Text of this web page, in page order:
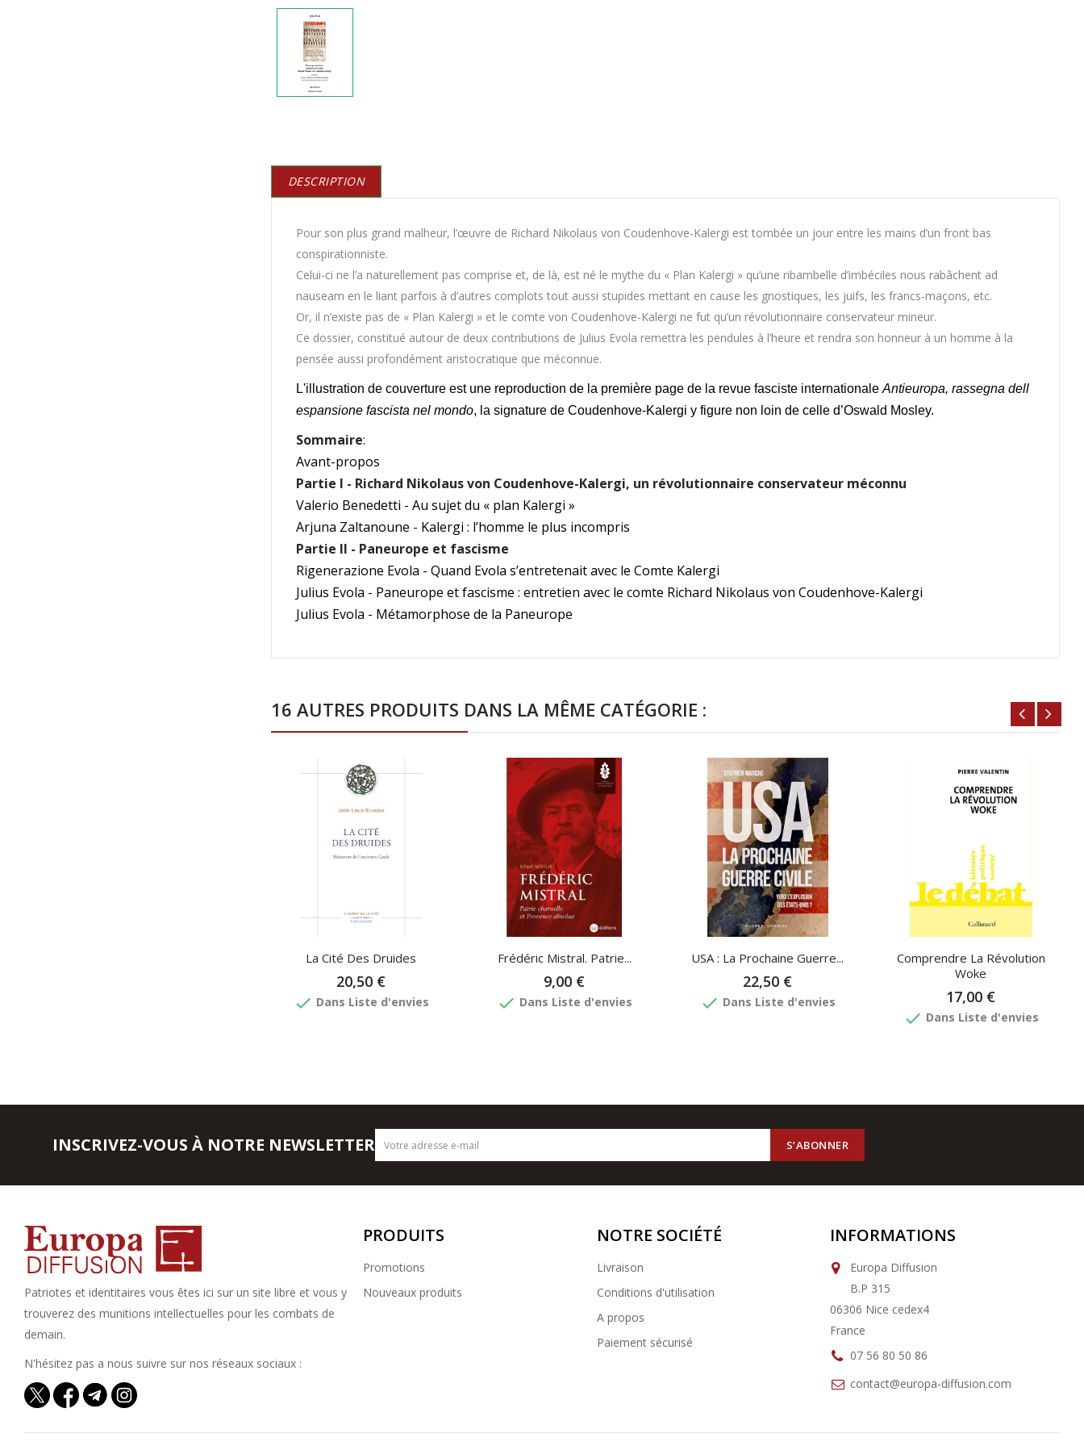
DESCRIPTION
Pour son plus grand malheur, l’œuvre de Richard Nikolaus von Coudenhove-Kalergi est tombée un jour entre les mains d’un front bas
conspirationniste.
Celui-ci ne l’a naturellement pas comprise et, de là, est né le mythe du « Plan Kalergi » qu’une ribambelle d’imbéciles nous rabâchent ad
nauseam en le liant parfois à d’autres complots tout aussi stupides mettant en cause les gnostiques, les juifs, les francs-maçons, etc.
Or, il n’existe pas de « Plan Kalergi » et le comte von Coudenhove-Kalergi ne fut qu’un révolutionnaire conservateur mineur.
Ce dossier, constitué autour de deux contributions de Julius Evola remettra les pendules à l’heure et rendra son honneur à un homme à la
pensée aussi profondément aristocratique que méconnue.
L'illustration de couverture est une reproduction de la première page de la revue fasciste internationale Antieuropa, rassegna dell
espansione fascista nel mondo, la signature de Coudenhove-Kalergi y figure non loin de celle d’Oswald Mosley.
Sommaire:
Avant-propos
Partie I - Richard Nikolaus von Coudenhove-Kalergi, un révolutionnaire conservateur méconnu
Valerio Benedetti - Au sujet du « plan Kalergi »
Arjuna Zaltanoune - Kalergi : l’homme le plus incompris
Partie II - Paneurope et fascisme
Rigenerazione Evola - Quand Evola s’entretenait avec le Comte Kalergi
Julius Evola - Paneurope et fascisme : entretien avec le comte Richard Nikolaus von Coudenhove-Kalergi
Julius Evola - Métamorphose de la Paneurope
16 AUTRES PRODUITS DANS LA MÊME CATÉGORIE :
La Cité Des Druides
20,50 €
done Dans Liste d'envies
Frédéric Mistral. Patrie...
9,00 €
done Dans Liste d'envies
USA : La Prochaine Guerre...
22,50 €
done Dans Liste d'envies
Comprendre La Révolution
Woke
17,00 €
done Dans Liste d'envies
INSCRIVEZ-VOUS À NOTRE NEWSLETTER
Patriotes et identitaires vous êtes ici sur un site libre et vous y
trouverez des munitions intellectuelles pour les combats de
demain.
N'hésitez pas a nous suivre sur nos réseaux sociaux :
PRODUITS
Promotions
Nouveaux produits
NOTRE SOCIÉTÉ
Livraison
Conditions d'utilisation
A propos
Paiement sécurisé
INFORMATIONS
Europa Diffusion
B.P 315
06306 Nice cedex4
France
07 56 80 50 86
contact@europa-diffusion.com